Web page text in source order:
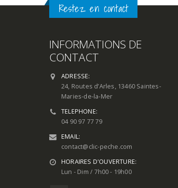
Restez en contact
INFORMATIONS DE
CONTACT
ADRESSE:
24, Routes d’Arles, 13460 Saintes-
Maries-de-la-Mer
TELEPHONE:
04 90 97 77 79
EMAIL:
contact@clic-peche.com
HORAIRES D'OUVERTURE:
Lun - Dim / 7h00 - 19h00